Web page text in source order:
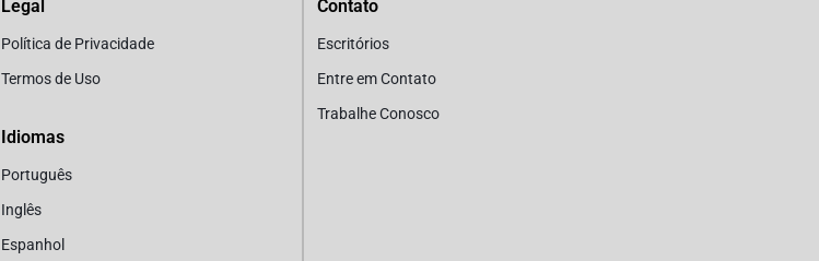
Legal
Política de Privacidade
Termos de Uso
Idiomas
Português
Inglês
Espanhol
Contato
Escritórios
Entre em Contato
Trabalhe Conosco